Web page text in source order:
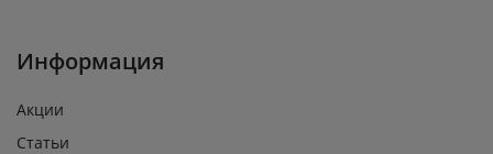
Информация
Акции
Статьи